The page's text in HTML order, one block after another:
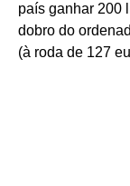
país ganhar 200
dobro do
(à roda de 127